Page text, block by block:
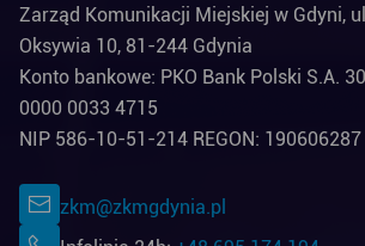
Zarząd Komunikacji Miejskiej w Gdyni,
Oksywia 10, 81-244 Gdynia
Konto bankowe: PKO Bank Polski S.A.
0000 0033 4715
NIP 586-10-51-214 REGON: 190606287
zkm@zkmgdynia.pl